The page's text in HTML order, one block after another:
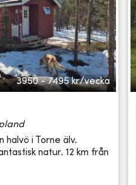
3950 - 7495 kr/vecka
halvö i Torne älv.
natur. 12 km från